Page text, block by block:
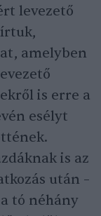
levezető
amelyben
is erre a
esélyt
is az
után –
tó néhány